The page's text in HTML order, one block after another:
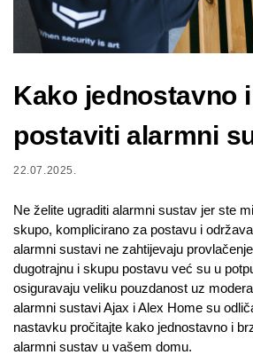
Kako jednostavno
postaviti alarmni
22.07.2025.
Ne želite ugraditi alarmni sustav jer ste
skupo, komplicirano za postavu i
alarmni sustavi ne zahtijevaju
dugotrajnu i skupu postavu već su u
osiguravaju veliku pouzdanost uz
alarmni sustavi Ajax i Alex Home su
nastavku pročitajte kako jednostavno i
alarmni sustav u vašem domu.